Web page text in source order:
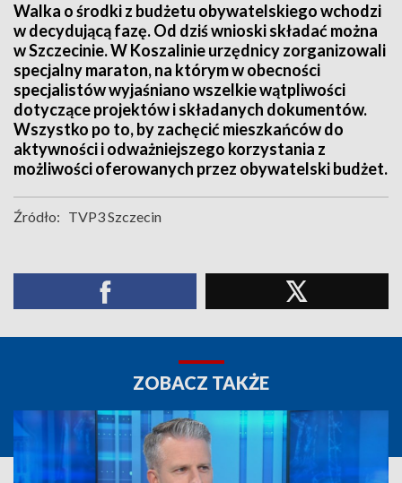
Walka o środki z budżetu obywatelskiego wchodzi
w decydującą fazę. Od dziś wnioski składać można
w Szczecinie. W Koszalinie urzędnicy zorganizowali
specjalny maraton, na którym w obecności
specjalistów wyjaśniano wszelkie wątpliwości
dotyczące projektów i składanych dokumentów.
Wszystko po to, by zachęcić mieszkańców do
aktywności i odważniejszego korzystania z
możliwości oferowanych przez obywatelski budżet.
Źródło: TVP3 Szczecin
ZOBACZ TAKŻE